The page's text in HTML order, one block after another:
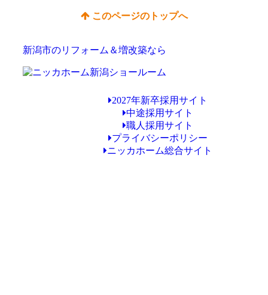
このページのトップへ
新潟市のリフォーム＆増改築なら
2027年新卒採用サイト
中途採用サイト
職人採用サイト
プライバシーポリシー
ニッカホーム総合サイト